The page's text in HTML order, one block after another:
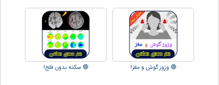
🔴 وزوز گوش و مغز! 🔴 سکته بدون فلج!